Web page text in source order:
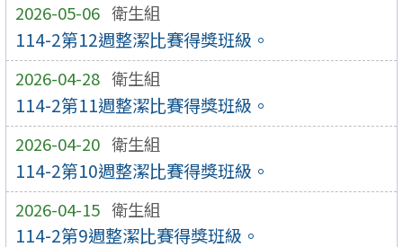
2026-05-06 衛生組
114-2第12週整潔比賽得獎班級。
2026-04-28 衛生組
114-2第11週整潔比賽得獎班級。
2026-04-20 衛生組
114-2第10週整潔比賽得獎班級。
2026-04-15 衛生組
114-2第9週整潔比賽得獎班級。